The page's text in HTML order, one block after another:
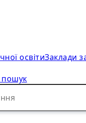
освітиЗаклади